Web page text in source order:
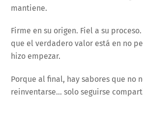
mantiene.
Firme en su origen. Fiel a su
que el verdadero valor está en no
hizo empezar.
Porque al final, hay sabores que no
reinventarse… solo seguirse